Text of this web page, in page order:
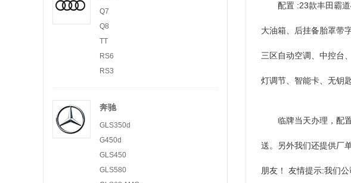
Q7
Q8
TT
RS6
RS3
奔驰
GLS350d
G450d
GLS450
GLS580
配置 :23款丰田霸
大油箱、后挂备胎罩带
三区自动空调、中控台
灯调节、智能卡、无钥
临牌当天办理，配
送。另外我们还提供厂
朋友！ 友情提示:我们